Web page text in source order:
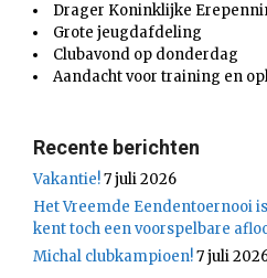
Drager Koninklijke
Grote jeugdafdeling
Clubavond op donderdag
Aandacht voor training en
Recente berichten
Vakantie!7 juli 2026
Het Vreemde Eendentoernooi
kent toch een voorspelbare
Michal clubkampioen!7 juli